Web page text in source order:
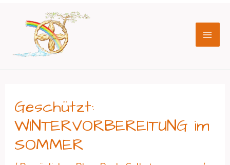
springen
Geschützt:
WINTERVORBEREITUNG im
SOMMER